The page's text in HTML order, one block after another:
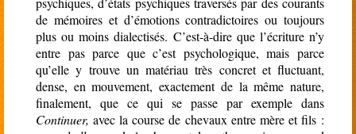
de mémoires et d’émotions contradictoires ou toujours
plus ou moins dialectisés. C’est-à-dire que l’écriture n’y
entre pas parce que c’est psychologique, mais parce
qu’elle y trouve un matériau très concret et fluctuant,
dense, en mouvement, exactement de la même nature,
finalement, que ce qui se passe par exemple dans
Continuer,avec la course de chevaux entre mère et fils :